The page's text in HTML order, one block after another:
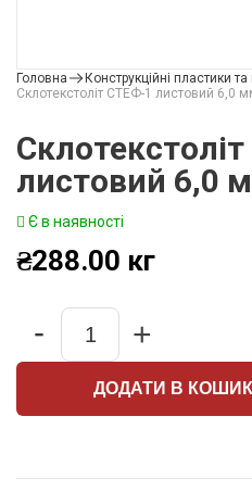
Головна Конструкційні пластики
Склотекстоліт СТЕФ-1 листовий 6,0
листовий 6,0
Є в наявності
₴288.00 кг
Quantity
- +
ДОДАТИ В КОШИК